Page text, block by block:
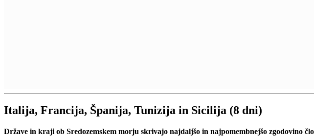
Italija, Francija, Španija, Tunizija in Sicilija (8 dni)
Države in kraji ob Sredozemskem morju skrivajo najdaljšo in najpomembnejšo zgodovino